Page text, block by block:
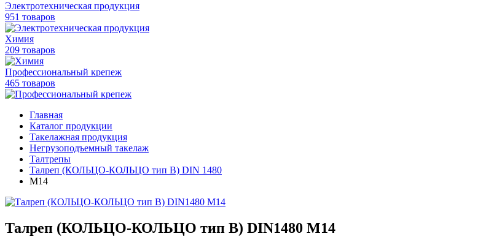
Электротехническая продукция
951 товаров
Химия
209 товаров
Профессиональный крепеж
465 товаров
Главная
Каталог продукции
Такелажная продукция
Негрузоподъемный такелаж
Талтрепы
Талреп (КОЛЬЦО-КОЛЬЦО тип B) DIN 1480
М14
Талреп (КОЛЬЦО-КОЛЬЦО тип B) DIN1480 М14